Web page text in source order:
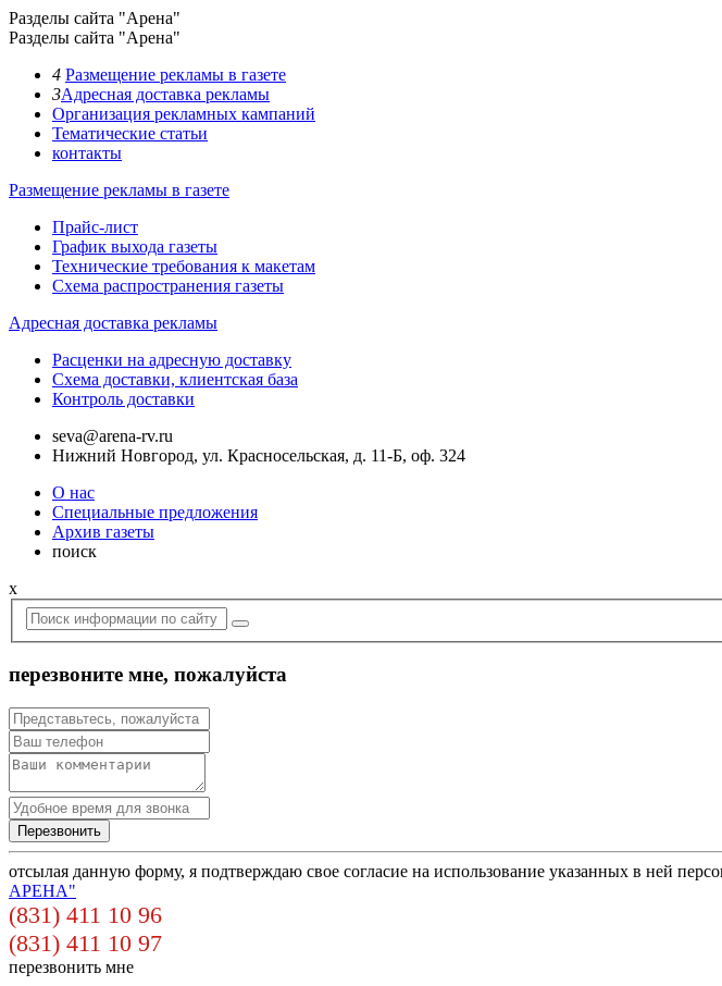
Разделы сайта "Арена"
Разделы сайта "Арена"
4 Размещение рекламы в газете
3Адресная доставка рекламы
Организация рекламных кампаний
Тематические статьи
контакты
Размещение рекламы в газете
Прайс-лист
График выхода газеты
Технические требования к макетам
Схема распространения газеты
Адресная доставка рекламы
Расценки на адресную доставку
Схема доставки, клиентская база
Контроль доставки
seva@arena-rv.ru
Нижний Новгород, ул. Красносельская, д. 11-Б, оф. 324
О нас
Специальные предложения
Архив газеты
поиск
x
перезвоните мне, пожалуйста
отсылая данную форму, я подтверждаю свое согласие на использование указанных в ней
АРЕНА"
(831) 411 10 96
(831) 411 10 97
перезвонить мне